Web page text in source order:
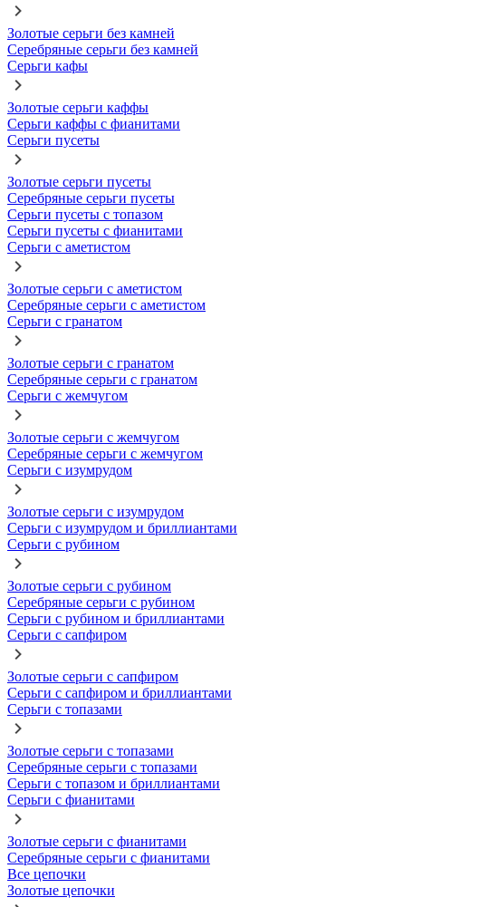
Золотые серьги без камней
Серебряные серьги без камней
Серьги кафы
Золотые серьги каффы
Серьги каффы с фианитами
Серьги пусеты
Золотые серьги пусеты
Серебряные серьги пусеты
Серьги пусеты с топазом
Серьги пусеты с фианитами
Серьги с аметистом
Золотые серьги с аметистом
Серебряные серьги с аметистом
Серьги с гранатом
Золотые серьги с гранатом
Серебряные серьги с гранатом
Серьги с жемчугом
Золотые серьги с жемчугом
Серебряные серьги с жемчугом
Серьги с изумрудом
Золотые серьги с изумрудом
Серьги с изумрудом и бриллиантами
Серьги с рубином
Золотые серьги с рубином
Серебряные серьги с рубином
Серьги с рубином и бриллиантами
Серьги с сапфиром
Золотые серьги с сапфиром
Серьги с сапфиром и бриллиантами
Серьги с топазами
Золотые серьги с топазами
Серебряные серьги с топазами
Серьги с топазом и бриллиантами
Серьги с фианитами
Золотые серьги с фианитами
Серебряные серьги с фианитами
Все цепочки
Золотые цепочки